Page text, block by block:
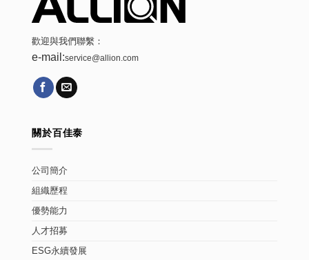
歡迎與我們聯繫：
e-mail:service@allion.com
關於百佳泰
公司簡介
組織歷程
優勢能力
人才招募
ESG永續發展